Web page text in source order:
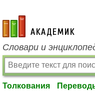
academic.ru
Словари и
Толкования